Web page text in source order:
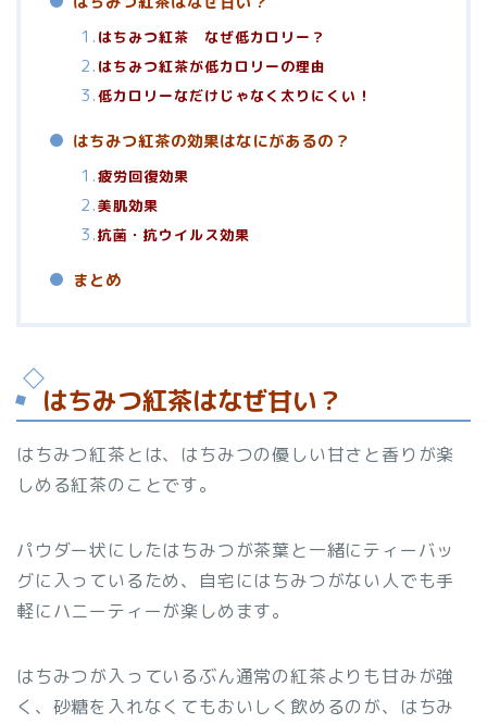
はちみつ紅茶 なぜ低カロリー？
はちみつ紅茶が低カロリーの理由
低カロリーなだけじゃなく太りにくい！
はちみつ紅茶の効果はなにがあるの？
疲労回復効果
美肌効果
抗菌・抗ウイルス効果
まとめ
はちみつ紅茶はなぜ甘い？
はちみつ紅茶とは、はちみつの優しい甘さと香りが楽
しめる紅茶のことです。
パウダー状にしたはちみつが茶葉と一緒にティーバッ
グに入っているため、自宅にはちみつがない人でも手
軽にハニーティーが楽しめます。
はちみつが入っているぶん通常の紅茶よりも甘みが強
く、砂糖を入れなくてもおいしく飲めるのが、はちみ